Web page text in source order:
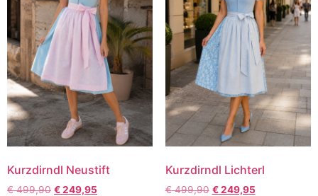
Kurzdirndl Neustift
€499,90 €249,95
Kurzdirndl Lichterl
€499,90 €249,95